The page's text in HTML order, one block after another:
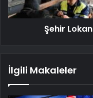
Şehir
İlgili Makaleler